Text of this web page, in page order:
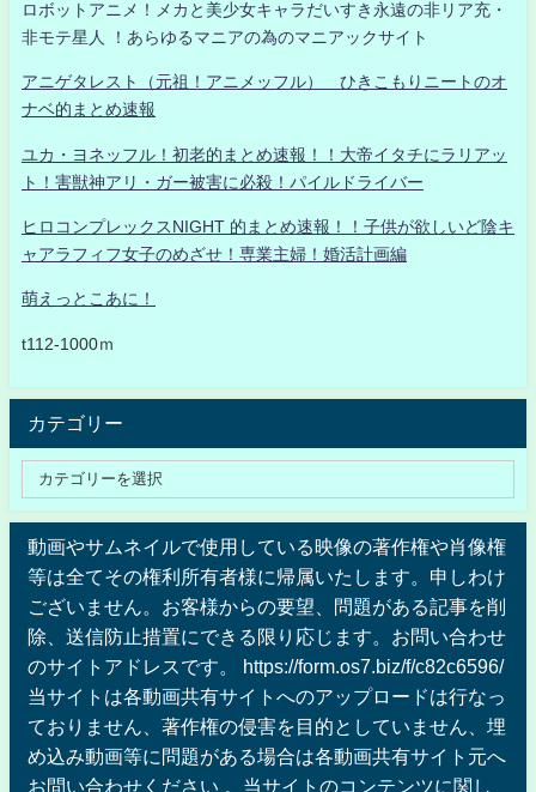
ロボットアニメ！メカと美少女キャラだいすき永遠の非リア充・
非モテ星人 ！あらゆるマニアの為のマニアックサイト
アニゲタレスト（元祖！アニメッフル） ひきこもりニートのオ
ナベ的まとめ速報
ユカ・ヨネッフル！初老的まとめ速報！！大帝イタチにラリアッ
ト！害獣神アリ・ガー被害に必殺！パイルドライバー
ヒロコンプレックスNIGHT 的まとめ速報！！子供が欲しいど陰キ
ャアラフィフ女子のめざせ！専業主婦！婚活計画編
萌えっとこあに！
t112-1000ｍ
カテゴリー
動画やサムネイルで使用している映像の著作権や肖像権
等は全てその権利所有者様に帰属いたします。申しわけ
ございません。お客様からの要望、問題がある記事を削
除、送信防止措置にできる限り応じます。お問い合わせ
のサイトアドレスです。 https://form.os7.biz/f/c82c6596/
当サイトは各動画共有サイトへのアップロードは行なっ
ておりません、著作権の侵害を目的としていません、埋
め込み動画等に問題がある場合は各動画共有サイト元へ
お問い合わせください 。当サイトのコンテンツに関し